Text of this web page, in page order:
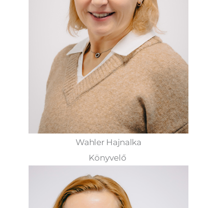
Wahler Hajnalka
Könyvelő